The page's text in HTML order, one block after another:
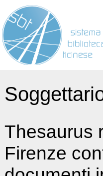
Thesaurus
Firenze